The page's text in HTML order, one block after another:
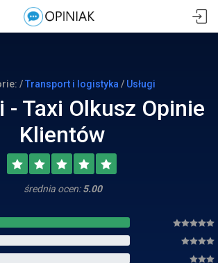
/Transport i logistyka / Usługi
- Taxi Olkusz Opinie
Klientów
średnia ocen:5.00